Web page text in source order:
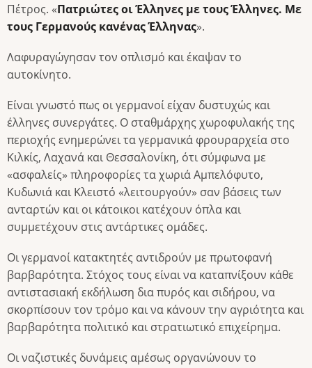
Πέτρος. «Πατριώτες οι Έλληνες με τους Έλληνες. Με
τους Γερμανούς κανένας Έλληνας».
Λαφυραγώγησαν τον οπλισμό και έκαψαν το
αυτοκίνητο.
Είναι γνωστό πως οι γερμανοί είχαν δυστυχώς και
έλληνες συνεργάτες. Ο σταθμάρχης χωροφυλακής της
περιοχής ενημερώνει τα γερμανικά φρουραρχεία στο
Κιλκίς, Λαχανά και Θεσσαλονίκη, ότι σύμφωνα με
«ασφαλείς» πληροφορίες τα χωριά Αμπελόφυτο,
Κυδωνιά και Κλειστό «λειτουργούν» σαν βάσεις των
ανταρτών και οι κάτοικοι κατέχουν όπλα και
συμμετέχουν στις αντάρτικες ομάδες.
Οι γερμανοί κατακτητές αντιδρούν με πρωτοφανή
βαρβαρότητα. Στόχος τους είναι να καταπνίξουν κάθε
αντιστασιακή εκδήλωση δια πυρός και σιδήρου, να
σκορπίσουν τον τρόμο και να κάνουν την αγριότητα και
βαρβαρότητα πολιτικό και στρατιωτικό επιχείρημα.
Οι ναζιστικές δυνάμεις αμέσως οργανώνουν το